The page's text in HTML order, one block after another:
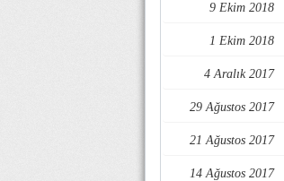
9 Ekim 2018
1 Ekim 2018
4 Aralık 2017
29 Ağustos 2017
21 Ağustos 2017
14 Ağustos 2017